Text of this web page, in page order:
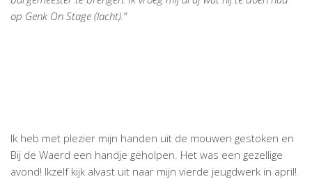
op Genk On Stage (lacht).”
Ik heb met plezier mijn handen uit de mouwen gestoken en
Bij de Waerd een handje geholpen. Het was een gezellige
avond! Ikzelf kijk alvast uit naar mijn vierde jeugdwerk in april!